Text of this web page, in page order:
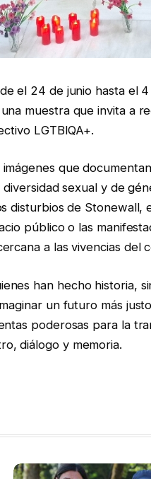
el 24 de junio hasta el
muestra que invita a
LGTBIQA+.
que
sexual y de
disturbios de Stonewall,
público o las
a las vivencias del
han hecho historia,
un futuro más
poderosas para la
diálogo y memoria.